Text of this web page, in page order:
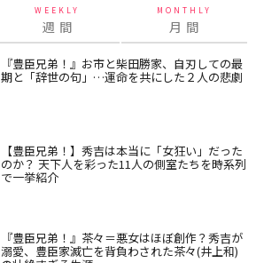
WEEKLY
週 間
MONTHLY
月 間
『豊臣兄弟！』お市と柴田勝家、自刃しての最
期と「辞世の句」…運命を共にした２人の悲劇
【豊臣兄弟！】秀吉は本当に「女狂い」だった
のか？ 天下人を彩った11人の側室たちを時系列
で一挙紹介
『豊臣兄弟！』茶々＝悪女はほぼ創作？秀吉が
溺愛、豊臣家滅亡を背負わされた茶々(井上和)